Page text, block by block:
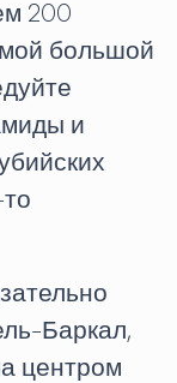
200
большой
и
Баркал,
центром